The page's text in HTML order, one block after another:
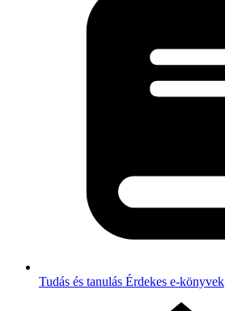
Tudás és tanulás Érdekes e-könyvek